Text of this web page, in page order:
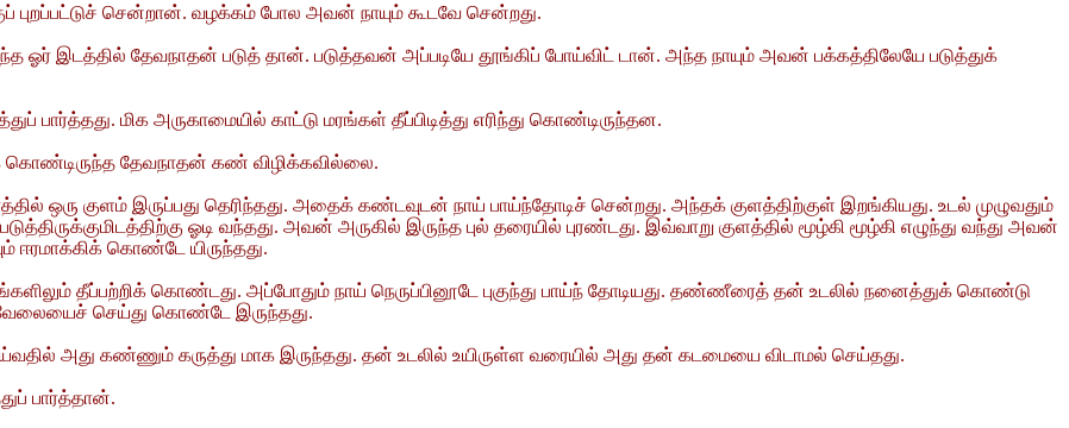
புறப்பட்டுச் சென்றான். வழக்கம் போல அவன் நாயும் கூடவே சென்றது.
ஓர் இடத்தில் தேவநாதன் படுத் தான். படுத்தவன் அப்படியே தூங்கிப் போய்விட் டான். அந்த நாயும் அவன் பக்கத்திலேயே படுத்துக்
பார்த்தது. மிக அருகாமையில் காட்டு மரங்கள் தீப்பிடித்து எரிந்து கொண்டிருந்தன.
கொண்டிருந்த தேவநாதன் கண் விழிக்கவில்லை.
ஒரு குளம் இருப்பது தெரிந்தது. அதைக் கண்டவுடன் நாய் பாய்ந்தோடிச் சென்றது. அந்தக் குளத்திற்குள் இறங்கியது. உடல் முழுவதும்
ஓடி வந்தது. அவன் அருகில் இருந்த புல் தரையில் புரண்டது. இவ்வாறு குளத்தில் மூழ்கி மூழ்கி எழுந்து வந்து அவன்
ஈரமாக்கிக் கொண்டே யிருந்தது.
தீப்பற்றிக் கொண்டது. அப்போதும் நாய் நெருப்பினூடே புகுந்து பாய்ந் தோடியது. தண்ணீரைத் தன் உடலில் நனைத்துக் கொண்டு
வேலையைச் செய்து கொண்டே இருந்தது.
அது கண்ணும் கருத்து மாக இருந்தது. தன் உடலில் உயிருள்ள வரையில் அது தன் கடமையை விடாமல் செய்தது.
பார்த்தான்.